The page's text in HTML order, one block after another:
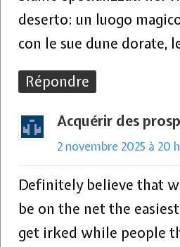
deserto: un luogo
con le sue dune dorate,
Répondre
Acquérir des
2 novembre 2025 à 20
Definitely believe that
be on the net the
get irked while people